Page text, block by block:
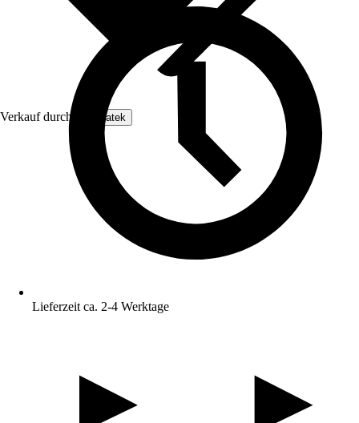
Verkauf durch: Enovatek
Lieferzeit ca. 2-4 Werktage